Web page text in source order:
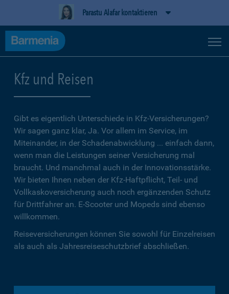
Parastu Alafar kontaktieren
Kfz und Reisen
Gibt es eigentlich Unterschiede in Kfz-Versicherungen?
Wir sagen ganz klar, Ja. Vor allem im Service, im
Miteinander, in der Schadenabwicklung ... einfach dann,
wenn man die Leistungen seiner Versicherung mal
braucht. Und manchmal auch in der Innovationsstärke.
Wir bieten Ihnen neben der Kfz-Haftpflicht, Teil- und
Vollkaskoversicherung auch noch ergänzenden Schutz
für Drittfahrer an. E-Scooter und Mopeds sind ebenso
willkommen.
Reiseversicherungen können Sie sowohl für Einzelreisen
als auch als Jahresreiseschutzbrief abschließen.